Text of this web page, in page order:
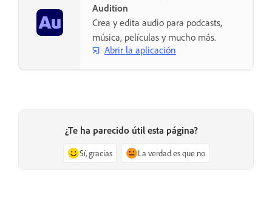
Audition
Crea y edita audio para podcasts,
música, películas y mucho más.
Abrir la aplicación
¿Te ha parecido útil esta página?
Sí, gracias La verdad es que no